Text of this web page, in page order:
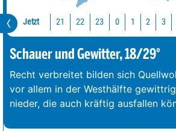
Jetzt 21 22 23 0 1 2 3
Schauer und Gewitter, 18/29°
Recht verbreitet bilden sich
vor allem in der Westhälfte
nieder, die auch kräftig ausfallen